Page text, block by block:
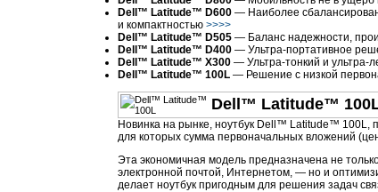
Dell™ Latitude™ D600 — Наиболее
и компактностью >>>>
Dell™ Latitude™ D505 — Баланс надежности,
Dell™ Latitude™ D400 — Ультра-портативное
Dell™ Latitude™ X300 — Ультра-тонкий и ультра-
Dell™ Latitude™ 100L — Решение с низкой
Dell™ Latitude™
Новинка на рынке, ноутбук Dell™ Latitude™ 100L,
для которых сумма первоначальных вложений
Эта экономичная модель предназначена не
электронной почтой, Интернетом, — но и
делает ноутбук пригодным для решения задач